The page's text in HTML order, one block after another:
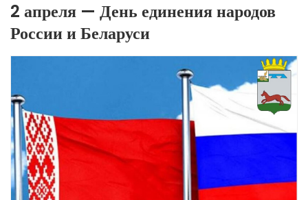
2 апреля — День единения народов
России и Беларуси